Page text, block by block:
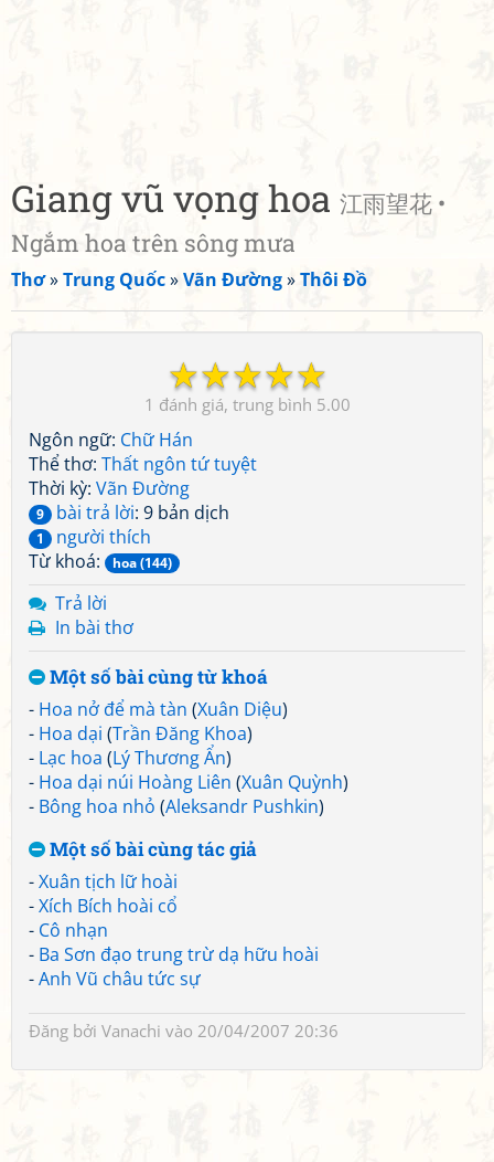
Giang vũ vọng hoa 江雨望花 •
Ngắm hoa trên sông mưa
Thơ»Trung Quốc»Vãn Đường»Thôi Đồ
☆
☆
☆
☆
☆
1 5.00
Ngôn ngữ: Chữ Hán
Thể thơ: Thất ngôn tứ tuyệt
Thời kỳ: Vãn Đường
9 bài trả lời: 9 bản dịch
1
người thích
Từ khoá:
hoa (144)
Trả lời
In bài thơ
Một số bài cùng từ khoá
- Hoa nở để mà tàn (Xuân Diệu)
- Hoa dại (Trần Đăng Khoa)
- Lạc hoa (Lý Thương Ẩn)
- Hoa dại núi Hoàng Liên (Xuân Quỳnh)
- Bông hoa nhỏ (Aleksandr Pushkin)
Một số bài cùng tác giả
-Xuân tịch lữ hoài
-Xích Bích hoài cổ
- Cô nhạn
- Ba Sơn đạo trung trừ dạ hữu hoài
-Anh Vũ châu tức sự
Đăng bởi Vanachi vào 20/04/2007 20:36